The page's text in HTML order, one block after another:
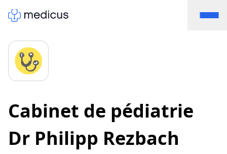
Cabinet de pédiatrie
Dr Philipp Rezbach